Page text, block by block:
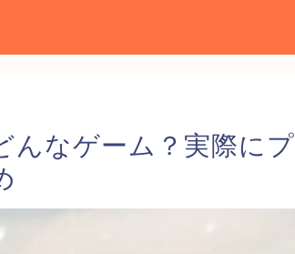
んなゲーム？実際にプ